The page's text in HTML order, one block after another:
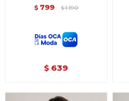
$ 799 $ 1.190
$ 639